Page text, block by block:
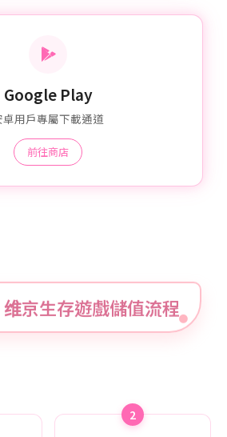
Google Play
卓用戶專屬下載通道
前往商店
京生存遊戲儲值流程
2